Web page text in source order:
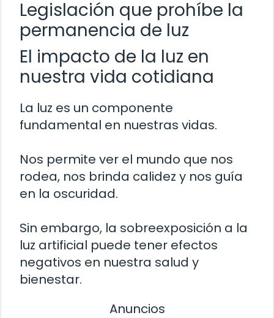
Legislación que prohíbe la
permanencia de luz
El impacto de la luz en
nuestra vida cotidiana
La luz es un componente
fundamental en nuestras vidas.
Nos permite ver el mundo que nos
rodea, nos brinda calidez y nos guía
en la oscuridad.
Sin embargo, la sobreexposición a la
luz artificial puede tener efectos
negativos en nuestra salud y
bienestar.
Anuncios